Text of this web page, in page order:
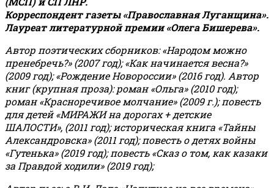
Корреспондент газеты «Православная Луганщина».
Лауреат литературной премии «Олега Бишерева».
Автор поэтических сборников: «Народом можно
пренебречь?» (2007 год); «Как начинается весна?»
(2009 год); «Рождение Новороссии» (2016 год). Автор
книг (крупная проза): роман «Ольга» (2010 год);
роман «Красноречивое молчание» (2009 г.); повесть
для детей «МИРАЖИ на дорогах + детские
ШАЛОСТИ», (2011 год); историческая книга «Тайны
Александровска» (2011 год); повесть о детях войны
«Гутенька» (2019 год); повесть «Сказ о том, как казаки
за Правдой ходили» (2019 год);